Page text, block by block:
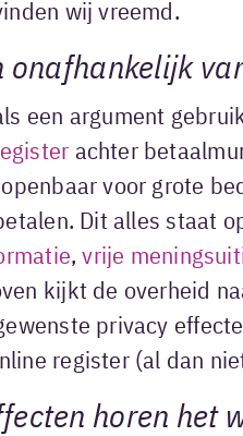
wij vreemd.
onafhankelijk
een argument
achter
voor grote
Dit alles staat
,vrije
kijkt de overheid
privacy
register (al dan
horen het